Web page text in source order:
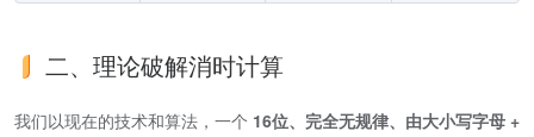
二、理论破解消时计算
我们以现在的技术和算法，一个 16位、完全无规律、由大小写字母 +